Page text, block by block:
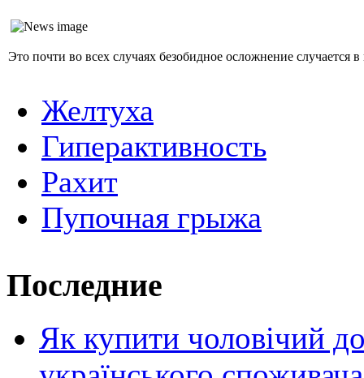
Это почти во всех случаях безобидное осложнение случается
Желтуха
Гиперактивность
Рахит
Пупочная грыжа
Последние
Як купити чоловічий